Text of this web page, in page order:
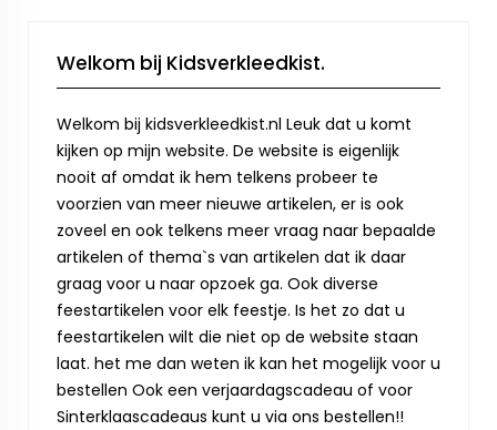
Welkom bij Kidsverkleedkist.
Welkom bij kidsverkleedkist.nl Leuk dat u komt
kijken op mijn website. De website is eigenlijk
nooit af omdat ik hem telkens probeer te
voorzien van meer nieuwe artikelen, er is ook
zoveel en ook telkens meer vraag naar bepaalde
artikelen of thema`s van artikelen dat ik daar
graag voor u naar opzoek ga. Ook diverse
feestartikelen voor elk feestje. Is het zo dat u
feestartikelen wilt die niet op de website staan
laat. het me dan weten ik kan het mogelijk voor u
bestellen Ook een verjaardagscadeau of voor
Sinterklaascadeaus kunt u via ons bestellen!!